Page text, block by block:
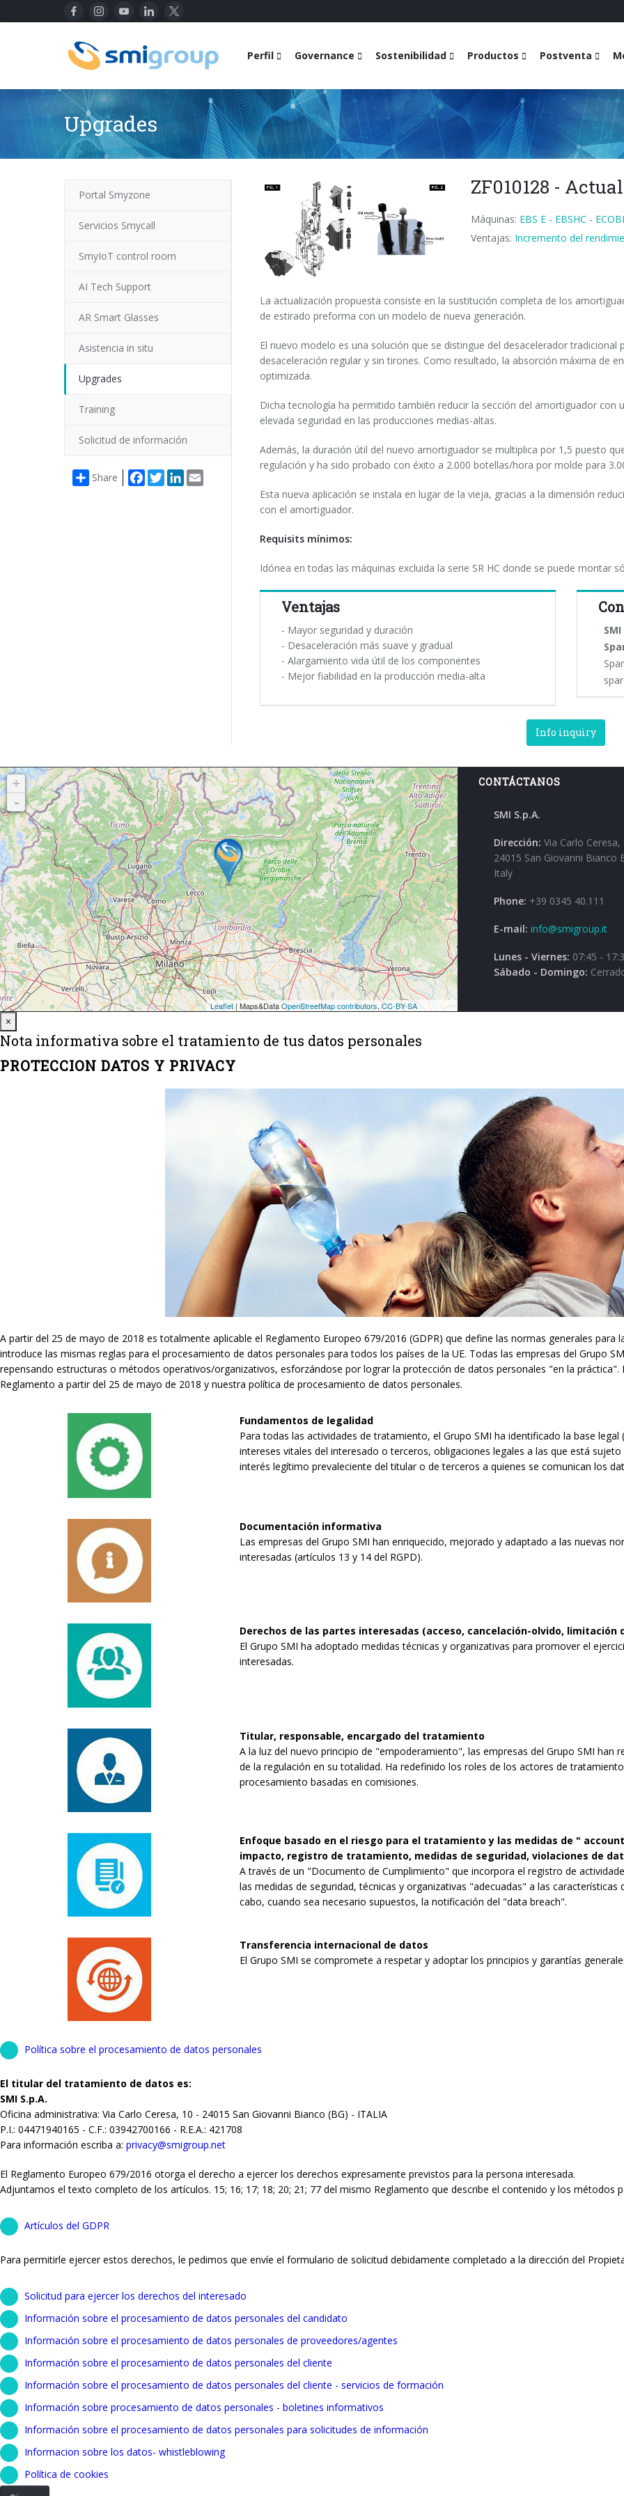
Perfil Governance Sostenibilidad Productos Postventa
Upgrades
Portal Smyzone
Servicios Smycall
SmyIoT control room
AI Tech Support
AR Smart Glasses
Asistencia in situ
Upgrades
Training
Solicitud de información
Share Facebook
TwitterLinkedIn
ZF010128 -
Máquinas: EBS E- EBSHC -
Ventajas: Incremento del
La actualización propuesta consiste en la sustitución completa de los
de estirado preforma con un modelo de nueva generación.
El nuevo modelo es una solución que se distingue del desacelerador
desaceleración regular y sin tirones. Como resultado, la absorción máxima de
optimizada.
Dicha tecnología ha permitido también reducir la sección del amortiguador con
elevada seguridad en las producciones medias-altas.
Además, la duración útil del nuevo amortiguador se multiplica por 1,5 puesto
regulación y ha sido probado con éxito a 2.000 botellas/hora por molde para
Esta nueva aplicación se instala en lugar de la vieja, gracias a la dimensión
con el amortiguador.
Requisits mínimos:
Idónea en todas las máquinas excluida la serie SR HC donde se puede montar
Ventajas
- Mayor seguridad y duración
- Desaceleración más suave y gradual
- Alargamiento vida útil de los componentes
- Mejor fiabilidad en la producción media-alta
Info inquiry
CONTÁCTANOS
SMI S.p.A.
Dirección: Via Carlo Ceresa,
24015 San Giovanni Bianco
Italy
Phone: +39 0345 40.111
E-mail: info@smigroup.it
Lunes - Viernes: 07:45 -
Sábado - Domingo:
×
Nota informativa sobre el tratamiento de tus datos personales
PROTECCION DATOS Y PRIVACY
A partir del 25 de mayo de 2018 es totalmente aplicable el Reglamento Europeo 679/2016 (GDPR) que define las normas generales
introduce las mismas reglas para el procesamiento de datos personales para todos los países de la UE. Todas las empresas del Grupo
repensando estructuras o métodos operativos/organizativos, esforzándose por lograr la protección de datos personales "en la
Reglamento a partir del 25 de mayo de 2018 y nuestra política de procesamiento de datos personales.
Fundamentos de legalidad
Para todas las actividades de tratamiento, el Grupo SMI ha identificado la base
intereses vitales del interesado o terceros, obligaciones legales a las que está
interés legítimo prevaleciente del titular o de terceros a quienes se comunican los
Documentación informativa
Las empresas del Grupo SMI han enriquecido, mejorado y adaptado a las nuevas
interesadas (artículos 13 y 14 del RGPD).
Derechos de las partes interesadas (acceso, cancelación-olvido,
El Grupo SMI ha adoptado medidas técnicas y organizativas para promover el
interesadas.
Titular, responsable, encargado del tratamiento
A la luz del nuevo principio de "empoderamiento", las empresas del Grupo SMI
de la regulación en su totalidad. Ha redefinido los roles de los actores de
procesamiento basadas en comisiones.
Enfoque basado en el riesgo para el tratamiento y las medidas de "
impacto, registro de tratamiento, medidas de seguridad, violaciones de
A través de un "Documento de Cumplimiento" que incorpora el registro de
las medidas de seguridad, técnicas y organizativas "adecuadas" a las
cabo, cuando sea necesario supuestos, la notificación del "data breach".
Transferencia internacional de datos
El Grupo SMI se compromete a respetar y adoptar los principios y garantías
Política sobre el procesamiento de datos personales
El titular del tratamiento de datos es:
SMI S.p.A.
Oficina administrativa: Via Carlo Ceresa, 10 - 24015 San Giovanni Bianco (BG) - ITALIA
P.I.: 04471940165 - C.F.: 03942700166 - R.E.A.: 421708
Para información escriba a: privacy@smigroup.net
El Reglamento Europeo 679/2016 otorga el derecho a ejercer los derechos expresamente previstos para la persona interesada.
Adjuntamos el texto completo de los artículos. 15; 16; 17; 18; 20; 21; 77 del mismo Reglamento que describe el contenido y los métodos
Artículos del GDPR
Para permitirle ejercer estos derechos, le pedimos que envíe el formulario de solicitud debidamente completado a la dirección del
Solicitud para ejercer los derechos del interesado
Información sobre el procesamiento de datos personales del candidato
Información sobre el procesamiento de datos personales de proveedores/agentes
Información sobre el procesamiento de datos personales del cliente
Información sobre el procesamiento de datos personales del cliente - servicios de formación
Información sobre procesamiento de datos personales - boletines informativos
Información sobre el procesamiento de datos personales para solicitudes de información
Informacion sobre los datos- whistleblowing
Política de cookies